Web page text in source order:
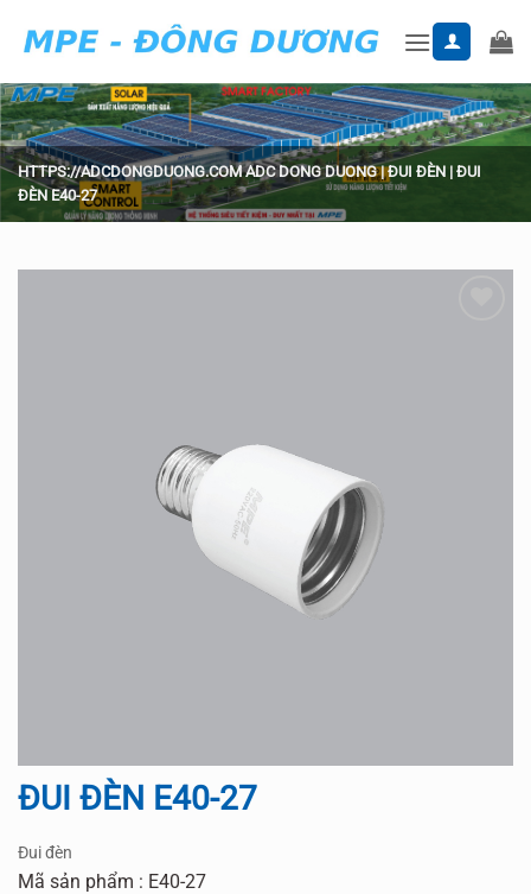
HTTPS://ADCDONGDUONG.COM ADC DONG DUONG|ĐUI ĐÈN | ĐUI
ĐÈN E40-27
ĐUI ĐÈN E40-27
Đui đèn
Mã sản phẩm : E40-27